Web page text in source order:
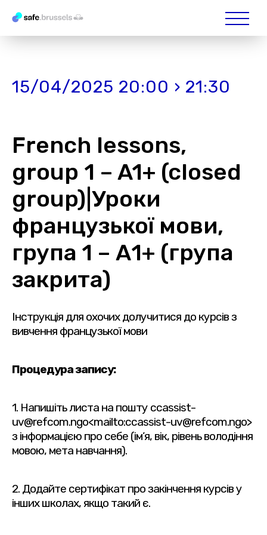
15/04/2025 20:00 › 21:30
French lessons,
group 1 – A1+ (closed
group)|Уроки
французької мови,
група 1 – А1+ (група
закрита)
Інструкція для охочих долучитися до курсів з
вивчення французької мови
Процедура запису:
1. Напишіть листа на пошту ccassist-
uv@refcom.ngo<mailto:ccassist-uv@refcom.ngo>
з інформацією про себе (ім’я, вік, рівень володіння
мовою, мета навчання).
2. Додайте сертифікат про закінчення курсів у
інших школах, якщо такий є.